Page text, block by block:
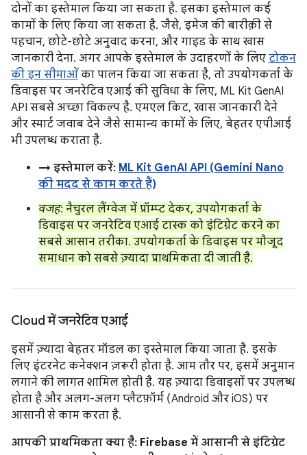
दोनों का इस्तेमाल किया जा सकता है. इसका इस्तेमाल कई
कामों के लिए किया जा सकता है. जैसे, इमेज की बारीक़ी से
पहचान, छोटे-छोटे अनुवाद करना, और गाइड के साथ खास
जानकारी देना. अगर आपके इस्तेमाल के उदाहरणों के लिए टोकन
की इन सीमाओं का पालन किया जा सकता है, तो उपयोगकर्ता के
डिवाइस पर जनरेटिव एआई की सुविधा के लिए, ML Kit GenAI
API सबसे अच्छा विकल्प है. एमएल किट, खास जानकारी देने
और स्मार्ट जवाब देने जैसे सामान्य कामों के लिए, बेहतर एपीआई
भी उपलब्ध कराता है.
→ इस्तेमाल करें: ML Kit GenAI API (Gemini Nano
की मदद से काम करते हैं)
वजह: नैचुरल लैंग्वेज में प्रॉम्प्ट देकर, उपयोगकर्ता के
डिवाइस पर जनरेटिव एआई टास्क को इंटिग्रेट करने का
सबसे आसान तरीका. उपयोगकर्ता के डिवाइस पर मौजूद
समाधान को सबसे ज़्यादा प्राथमिकता दी जाती है.
Cloud में जनरेटिव एआई
इसमें ज़्यादा बेहतर मॉडल का इस्तेमाल किया जाता है. इसके
लिए इंटरनेट कनेक्शन ज़रूरी होता है. आम तौर पर, इसमें अनुमान
लगाने की लागत शामिल होती है. यह ज़्यादा डिवाइसों पर उपलब्ध
होता है और अलग-अलग प्लैटफ़ॉर्म (Android और iOS) पर
आसानी से काम करता है.
आपकी प्राथमिकता क्या है: Firebase में आसानी से इंटिग्रेट